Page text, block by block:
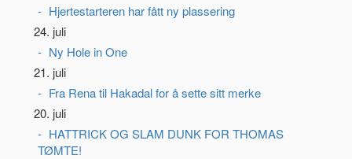
Hjertestarteren har fått ny plassering
24. juli
Ny Hole in One
21. juli
Fra Rena til Hakadal for å sette sitt merke
20. juli
HATTRICK OG SLAM DUNK FOR THOMAS
TØMTE!